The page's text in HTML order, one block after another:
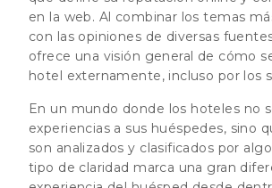
en la web. Al combinar los temas
con las opiniones de diversas
ofrece una visión general de cómo
hotel externamente, incluso por los
En un mundo donde los hoteles no
experiencias a sus huéspedes, sino
son analizados y clasificados por
tipo de claridad marca una gran